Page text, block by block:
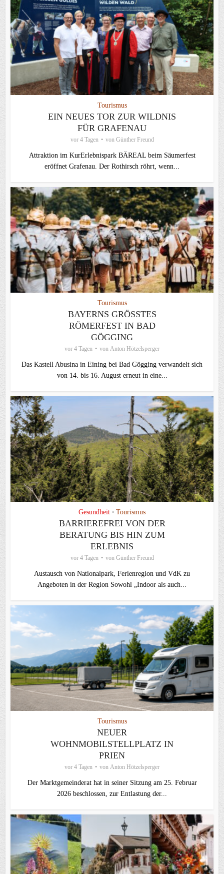
Tourismus
EIN NEUES TOR ZUR WILDNIS
FÜR GRAFENAU
vor 4 Tagen von Günther Freund
Attraktion im KurErlebnispark BÄREAL beim Säumerfest
eröffnet Grafenau. Der Rothirsch röhrt, wenn...
Tourismus
BAYERNS GRÖSSTES R
ÖMERFEST IN BAD G
ÖGGING
vor 4 Tagen von Anton Hötzelsperger
Das Kastell Abusina in Eining bei Bad Gögging verwandelt sich
von 14. bis 16. August erneut in eine...
Gesundheit • Tourismus
BARRIEREFREI VON DER
BERATUNG BIS HIN ZUM
ERLEBNIS
vor 4 Tagen von Günther Freund
Austausch von Nationalpark, Ferienregion und VdK zu
Angeboten in der Region Sowohl „Indoor als auch...
Tourismus
NEUER
WOHNMOBILSTELLPLATZ IN
PRIEN
vor 4 Tagen von Anton Hötzelsperger
Der Marktgemeinderat hat in seiner Sitzung am 25. Februar
2026 beschlossen, zur Entlastung der...